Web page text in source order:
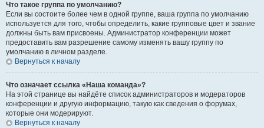
Что такое группа по умолчанию?
Если вы состоите более чем в одной группе, ваша группа по умолчанию
используется для того, чтобы определить, какие групповые цвет и звание
должны быть вам присвоены. Администратор конференции может
предоставить вам разрешение самому изменять вашу группу по
умолчанию в личном разделе.
Вернуться к началу
Что означает ссылка «Наша команда»?
На этой странице вы найдёте список администраторов и модераторов
конференции и другую информацию, такую как сведения о форумах,
которые они модерируют.
Вернуться к началу